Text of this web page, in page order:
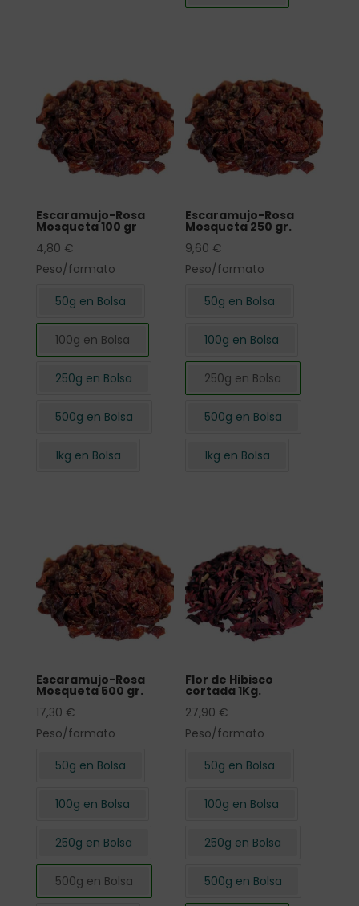
Escaramujo-Rosa
Mosqueta 100 gr
4,80 €
Peso/formato
50g en Bolsa
100g en Bolsa
250g en Bolsa
500g en Bolsa
1kg en Bolsa
Escaramujo-Rosa
Mosqueta 250 gr.
9,60 €
Peso/formato
50g en Bolsa
100g en Bolsa
250g en Bolsa
500g en Bolsa
1kg en Bolsa
Escaramujo-Rosa
Mosqueta 500 gr.
17,30 €
Peso/formato
50g en Bolsa
100g en Bolsa
250g en Bolsa
500g en Bolsa
Flor de Hibisco
cortada 1Kg.
27,90 €
Peso/formato
50g en Bolsa
100g en Bolsa
250g en Bolsa
500g en Bolsa